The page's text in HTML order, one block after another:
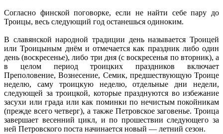
Согласно финской поговорке, если не найти себе пару до
Троицы, весь следующий год останешься одиноким.
В славянской народной традиции день называется Троицей
или Троицыным днём и отмечается как праздник либо один
день (воскресенье), либо три дня (с воскресенья по вторник), а
в целом период троицких праздников включает
Преполовение, Вознесение, Семик, предшествующую Троице
неделю, саму троицкую неделю, отдельные дни недели,
следующей за троицкой, которые празднуются во избежание
засухи или града или как поминки по нечистым покойникам
(прежде всего четверг), а также Петровское заговенье. Троица
завершает весенний цикл, и по прошествии следующего за
ней Петровского поста начинается новый — летний сезон.